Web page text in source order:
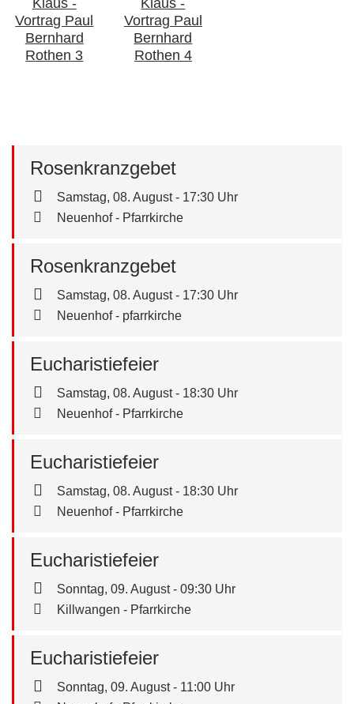
Samstag, 08. August - 17:30 Uhr
Neuenhof - Pfarrkirche
Rosenkranzgebet
Samstag, 08. August - 17:30 Uhr
Neuenhof - pfarrkirche
Rosenkranzgebet
Samstag, 08. August - 18:30 Uhr
Neuenhof - Pfarrkirche
Eucharistiefeier
Samstag, 08. August - 18:30 Uhr
Neuenhof - Pfarrkirche
Eucharistiefeier
Sonntag, 09. August - 09:30 Uhr
Killwangen - Pfarrkirche
Eucharistiefeier
Sonntag, 09. August - 11:00 Uhr
Eucharistiefeier